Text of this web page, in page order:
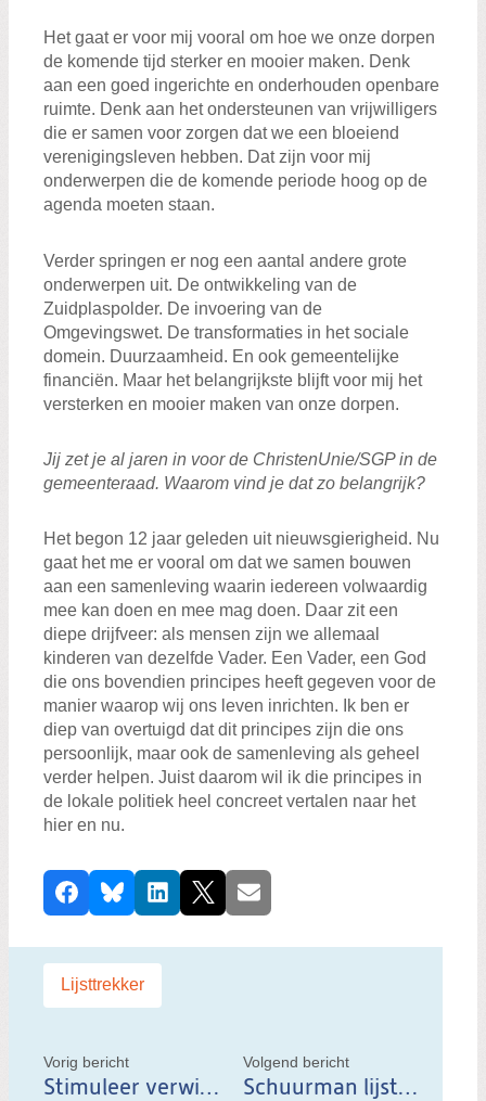
Het gaat er voor mij vooral om hoe we onze dorpen
de komende tijd sterker en mooier maken. Denk
aan een goed ingerichte en onderhouden openbare
ruimte. Denk aan het ondersteunen van vrijwilligers
die er samen voor zorgen dat we een bloeiend
verenigingsleven hebben. Dat zijn voor mij
onderwerpen die de komende periode hoog op de
agenda moeten staan.
Verder springen er nog een aantal andere grote
onderwerpen uit. De ontwikkeling van de
Zuidplaspolder. De invoering van de
Omgevingswet. De transformaties in het sociale
domein. Duurzaamheid. En ook gemeentelijke
financiën. Maar het belangrijkste blijft voor mij het
versterken en mooier maken van onze dorpen.
Jij zet je al jaren in voor de ChristenUnie/SGP in de
gemeenteraad. Waarom vind je dat zo belangrijk?
Het begon 12 jaar geleden uit nieuwsgierigheid. Nu
gaat het me er vooral om dat we samen bouwen
aan een samenleving waarin iedereen volwaardig
mee kan doen en mee mag doen. Daar zit een
diepe drijfveer: als mensen zijn we allemaal
kinderen van dezelfde Vader. Een Vader, een God
die ons bovendien principes heeft gegeven voor de
manier waarop wij ons leven inrichten. Ik ben er
diep van overtuigd dat dit principes zijn die ons
persoonlijk, maar ook de samenleving als geheel
verder helpen. Juist daarom wil ik die principes in
de lokale politiek heel concreet vertalen naar het
hier en nu.
D
e
e
l
t
b
FacebookBlueskyLinkedIn
X E-mail
Labels:
Lijsttrekker
Vorig bericht
Stimuleer verwijderen asbesthoudende daken
Volgend bericht
Schuurman lijsttrekker ChristenUnie/SGP